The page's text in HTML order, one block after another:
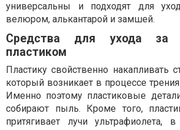
универсальны и подходят для
велюром, алькантарой и замшей.
Средства для ухода за
пластиком
Пластику свойственно накапливать
который возникает в процессе
Именно поэтому пластиковые
собирают пыль. Кроме того,
притягивает лучи ультрафиолета, в